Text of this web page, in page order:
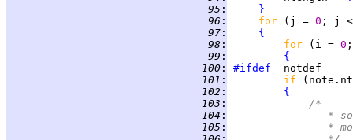
  95
:
}
  96
: for (j = 0
  97
:
{
  98
: for (i = 0
  99
:
{
100 : #ifdef
101 : if
102 :
{
103 :
/*
104 :
*
105 :
*